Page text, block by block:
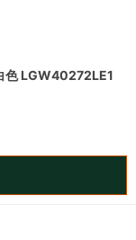
色 LGW40272LE1